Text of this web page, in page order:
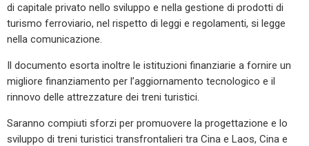
di capitale privato nello sviluppo e nella gestione di prodotti di
turismo ferroviario, nel rispetto di leggi e regolamenti, si legge
nella comunicazione.
Il documento esorta inoltre le istituzioni finanziarie a fornire un
migliore finanziamento per l’aggiornamento tecnologico e il
rinnovo delle attrezzature dei treni turistici.
Saranno compiuti sforzi per promuovere la progettazione e lo
sviluppo di treni turistici transfrontalieri tra Cina e Laos, Cina e